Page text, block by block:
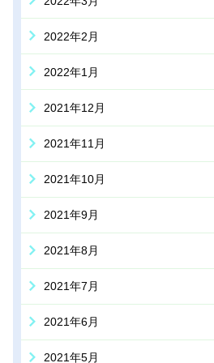
2022年2月
2022年1月
2021年12月
2021年11月
2021年10月
2021年9月
2021年8月
2021年7月
2021年6月
2021年5月